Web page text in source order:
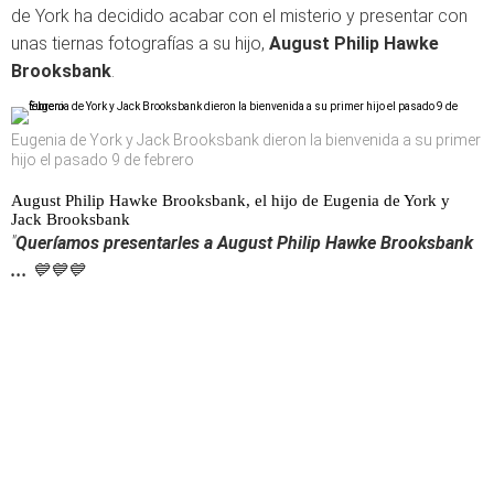
de York ha decidido acabar con el misterio y presentar con
unas tiernas fotografías a su hijo, August Philip Hawke
Brooksbank.
Eugenia de York y Jack Brooksbank dieron la bienvenida a su primer
hijo el pasado 9 de febrero
August Philip Hawke Brooksbank, el hijo de Eugenia de York y
Jack Brooksbank
"Queríamos presentarles a August Philip Hawke Brooksbank
... 💙💙💙⁣